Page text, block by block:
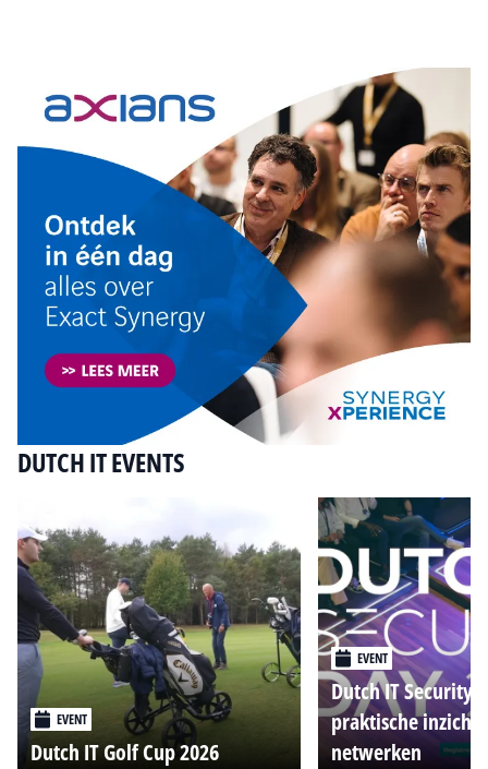
DUTCH IT EVENTS
EVENT
Dutch IT Golf Cup 2026
EVENT
Dutch IT Security
praktische
netwerken